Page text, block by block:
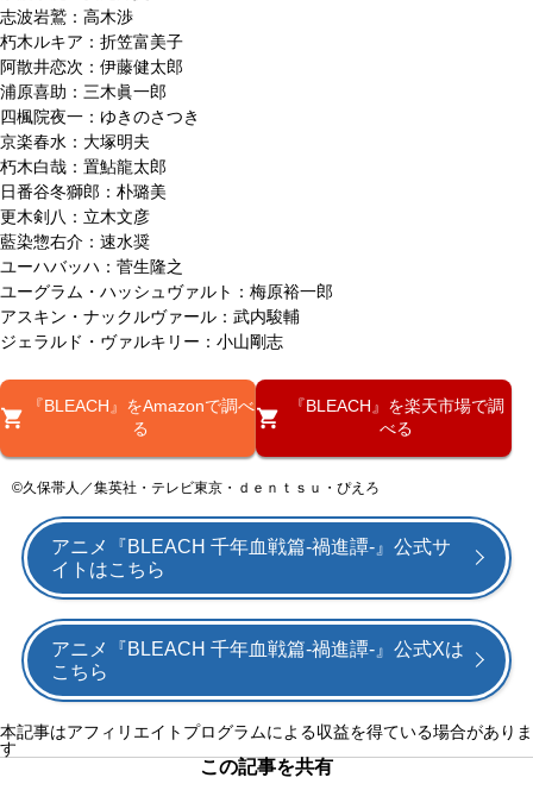
志波岩鷲：高木渉
朽木ルキア：折笠富美子
阿散井恋次：伊藤健太郎
浦原喜助：三木眞一郎
四楓院夜一：ゆきのさつき
京楽春水：大塚明夫
朽木白哉：置鮎龍太郎
日番谷冬獅郎：朴璐美
更木剣八：立木文彦
藍染惣右介：速水奨
ユーハバッハ：菅生隆之
ユーグラム・ハッシュヴァルト：梅原裕一郎
アスキン・ナックルヴァール：武内駿輔
ジェラルド・ヴァルキリー：小山剛志
『BLEACH』をAmazonで調べ
る
『BLEACH』を楽天市場で調
べる
©久保帯⼈／集英社・テレビ東京・ｄｅｎｔｓｕ・ぴえろ
アニメ『BLEACH 千年⾎戦篇-禍進譚-』公式サ
イトはこちら
アニメ『BLEACH 千年⾎戦篇-禍進譚-』公式Xは
こちら
本記事はアフィリエイトプログラムによる収益を得ている場合がありま
す
この記事を共有